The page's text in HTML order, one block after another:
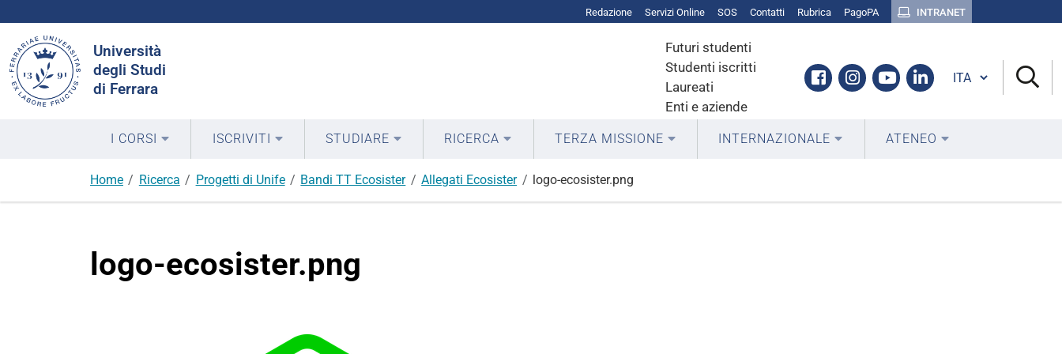
Redazione Servizi Online SOS Contatti Rubrica PagoPA INTRANET
Università
degli Studi
di Ferrara
Futuri studenti
Studenti iscritti
Laureati
Enti e aziende
Facebook
Instagram
YoutubeLinkedin
nel
sito
Cambia lingua
I CORSI ISCRIVITI STUDIARE RICERCA TERZA MISSIONE INTERNAZIONALE ATENEO
Home Ricerca Progetti di Unife Bandi TT Ecosister Allegati Ecosister logo-ecosister.png
logo-ecosister.png